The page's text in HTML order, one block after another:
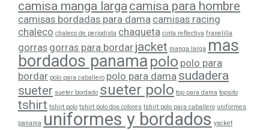
camisa manga larga camisa para hombre
camisas bordadas para dama camisas racing
chaleco chaleco de periodista chaqueta cinta reflectiva franelilla
gorras gorras para bordar jacket manga larga mas
bordados panama polo polo para
bordar polo para caballero polo para dama sudadera
sueter sueter bordado sueter polo top para dama topsito
tshirt tshirt polo tshirt polo dos colores tshirt polo para caballero uniformes
panama uniformes y bordados yacket